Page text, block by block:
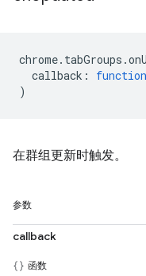
chrome. tabGroups .
callback : function
)
在群组更新时触发。
参数
callback
函数